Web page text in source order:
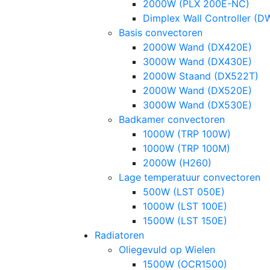
2000W (PLX 200E-NC)
Dimplex Wall Controller
Basis convectoren
2000W Wand (DX420E)
3000W Wand (DX430E)
2000W Staand (DX522T)
2000W Wand (DX520E)
3000W Wand (DX530E)
Badkamer convectoren
1000W (TRP 100W)
1000W (TRP 100M)
2000W (H260)
Lage temperatuur convectoren
500W (LST 050E)
1000W (LST 100E)
1500W (LST 150E)
Radiatoren
Oliegevuld op Wielen
1500W (OCR1500)